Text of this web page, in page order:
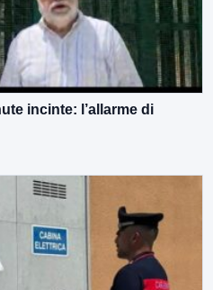
incinte: l’allarme di